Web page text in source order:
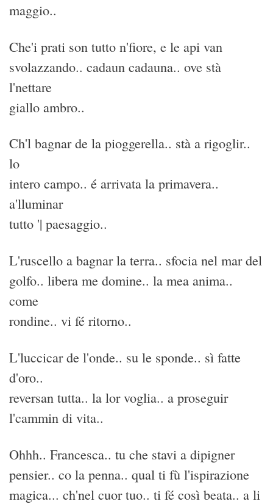
maggio..
Che'i prati son tutto n'fiore, e le api van
svolazzando.. cadaun cadauna.. ove stà
l'nettare
giallo ambro..
Ch'l bagnar de la pioggerella.. stà a rigoglir..
lo
intero campo.. é arrivata la primavera..
a'lluminar
tutto '| paesaggio..
L'ruscello a bagnar la terra.. sfocia nel mar del
golfo.. libera me domine.. la mea anima..
come
rondine.. vi fé ritorno..
L'luccicar de l'onde.. su le sponde.. sì fatte
d'oro..
reversan tutta.. la lor voglia.. a proseguir
l'cammin di vita..
Ohhh.. Francesca.. tu che stavi a dipigner
pensier.. co la penna.. qual ti fù l'ispirazione
magica... ch'nel cuor tuo.. ti fé così beata.. a li